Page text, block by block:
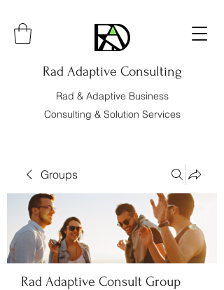
Rad Adaptive Consulting
Rad & Adaptive Business
Consulting & Solution Services
Groups
Rad Adaptive Consult Group